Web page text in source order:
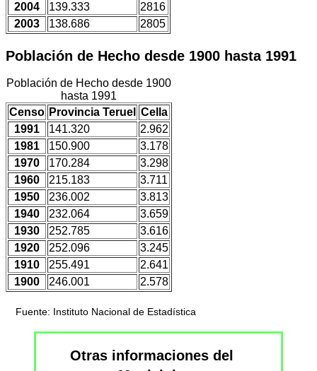
2004
139.333
2816
2003
138.686 2805
Población de Hecho desde 1900 hasta 1991
Población de Hecho desde 1900
hasta 1991
Censo Provincia Teruel
Cella
1991
141.320
2.962
1981
150.900
3.178
1970
170.284
3.298
1960
215.183
3.711
1950
236.002
3.813
1940
232.064
3.659
1930
252.785
3.616
1920
252.096
3.245
1910
255.491
2.641
1900
246.001 2.578
Fuente: Instituto Nacional de Estadística
Otras informaciones del